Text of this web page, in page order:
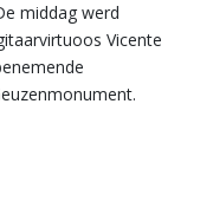
middag werd
Vicente